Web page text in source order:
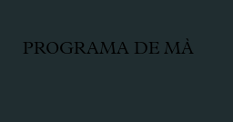
PROGRAMA DE MÀ